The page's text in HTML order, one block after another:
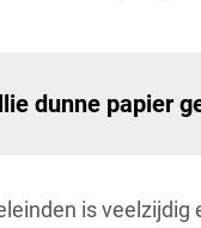
dunne papier
is